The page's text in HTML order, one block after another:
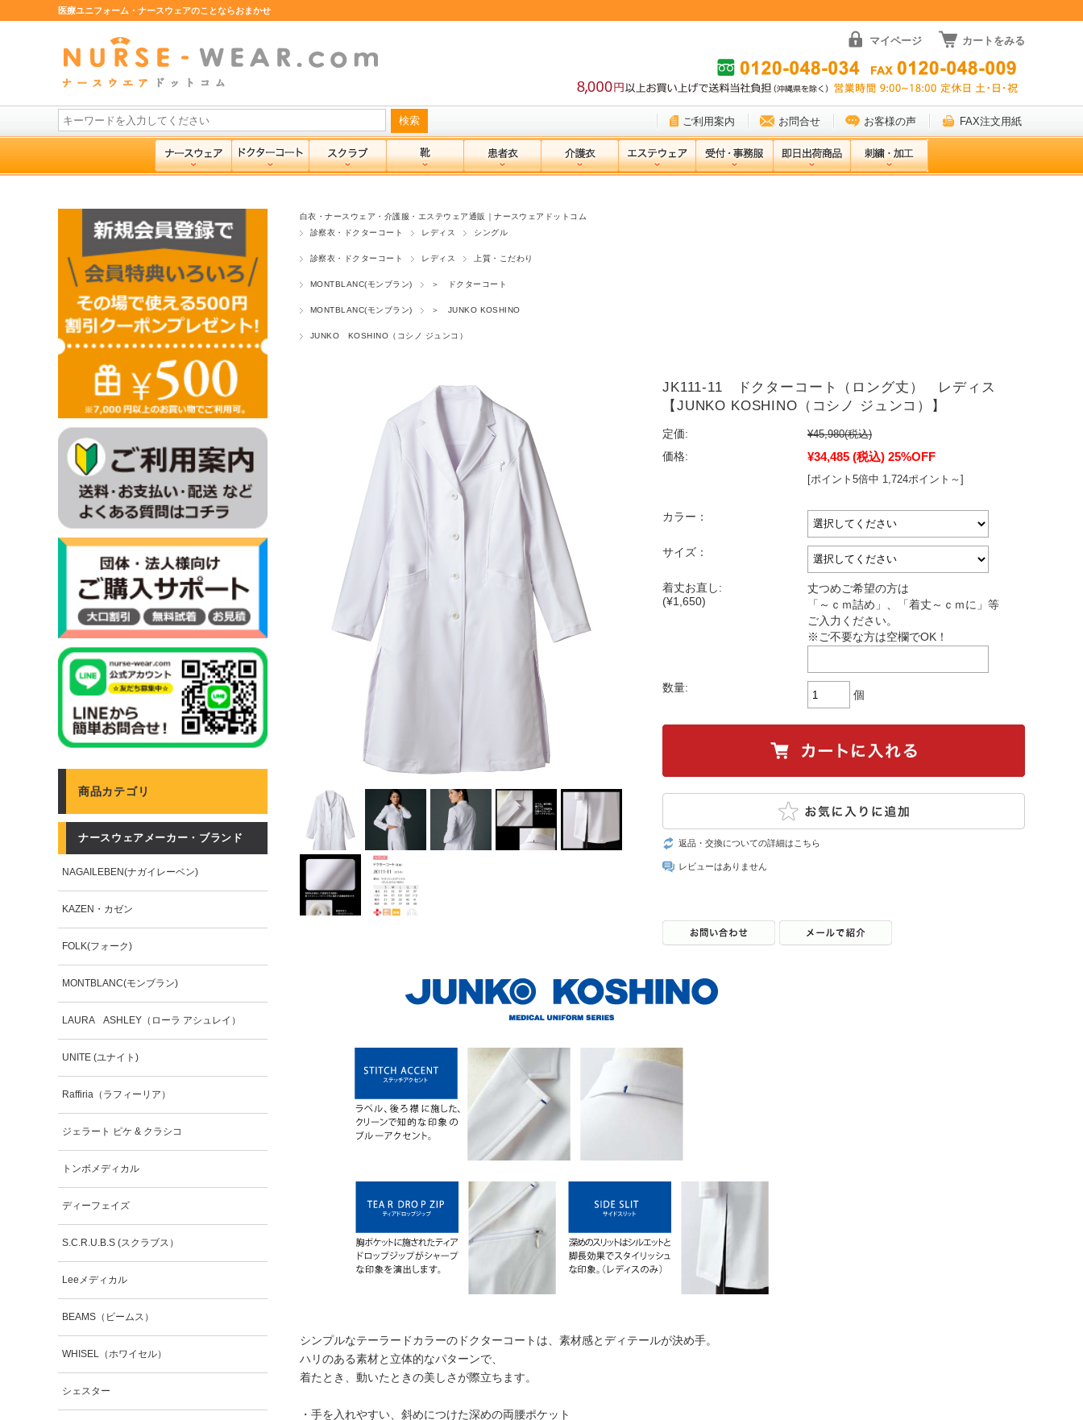
医療ユニフォーム・ナースウェアのことならおまかせ
マイページ カートをみる
ご利用案内 お問合せ お客様の声 FAX注文用紙
白衣・ナースウェア・介護服・エステウェア通販｜ナースウェアドットコム
診察衣・ドクターコート
レディス シングル
診察衣・ドクターコート レディス 上質・こだわり
MONTBLANC(モンブラン) ＞ ドクターコート
MONTBLANC(モンブラン) ＞ JUNKO KOSHINO
JUNKO KOSHINO（コシノ ジュンコ）
JK111-11 ドクターコート（ロング丈） レディス
【JUNKO KOSHINO（コシノ ジュンコ）】
定価: ¥45,980(税込)
価格:
¥34,485 (税込) 25%OFF
[ポイント5倍中 1,724ポイント～]
カラー：
サイズ：
着丈お直し:
(¥1,650)
丈つめご希望の方は
「～ｃｍ詰め」、「着丈～ｃｍに」等
ご入力ください。
※ご不要な方は空欄でOK！
数量:
個
返品・交換についての詳細はこちら
レビューはありません
シンプルなテーラードカラーのドクターコートは、素材感とディテールが決め手。
ハリのある素材と立体的なパターンで、
着たとき、動いたときの美しさが際立ちます。
・手を入れやすい、斜めにつけた深めの両腰ポケット
商品カテゴリ
ナースウェアメーカー・ブランド
NAGAILEBEN(ナガイレーベン)
KAZEN・カゼン
FOLK(フォーク)
MONTBLANC(モンブラン)
LAURA ASHLEY（ローラ アシュレイ）
UNITE (ユナイト)
Raffiria（ラフィーリア）
ジェラート ピケ & クラシコ
トンボメディカル
ディーフェイズ
S.C.R.U.B.S (スクラブス）
Leeメディカル
BEAMS（ビームス）
WHISEL（ホワイセル）
シェスター